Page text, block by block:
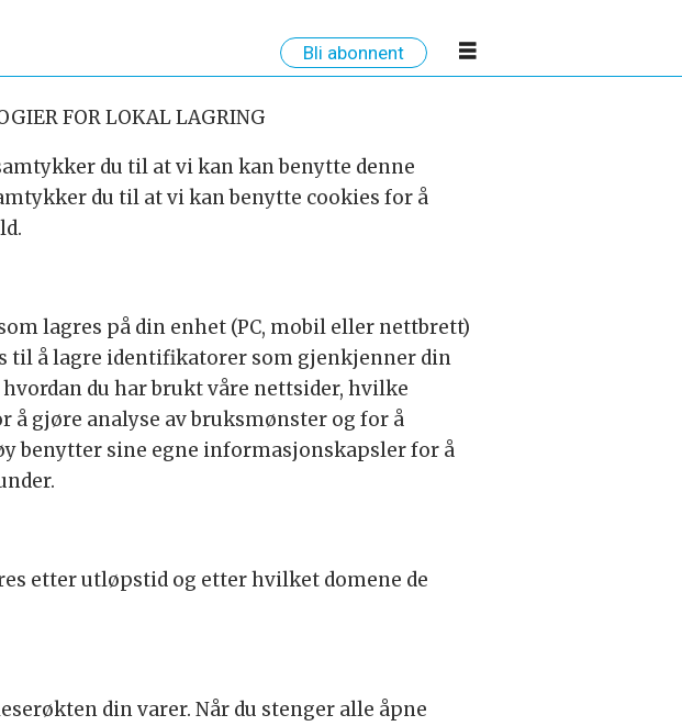
Bli abonnent
FOR LOKAL LAGRING
du til at vi kan kan benytte denne
du til at vi kan benytte cookies for å
lagres på din enhet (PC, mobil eller nettbrett)
til å lagre identifikatorer som gjenkjenner din
du har brukt våre nettsider, hvilke
gjøre analyse av bruksmønster og for å
benytter sine egne informasjonskapsler for å
etter utløpstid og etter hvilket domene de
din varer. Når du stenger alle åpne